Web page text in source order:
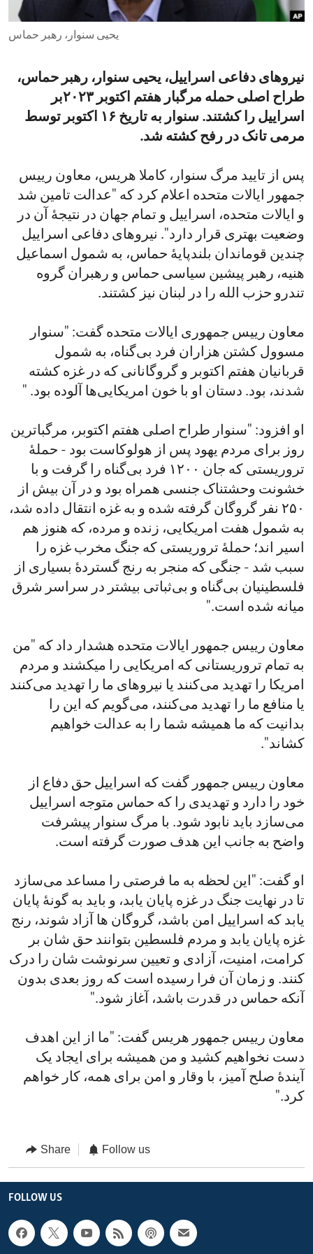
ENVIRONMENT AND HEALTH
IDEALS AND INSTITUTIONS
یحیی سنوار، رهبر حماس
نیروهای دفاعی اسراییل، یحیی سنوار، رهبر حماس،
طراح اصلی حمله مرگبار هفتم اکتوبر ۲۰۲۳بر
اسراییل را کشتند. سنوار به تاریخ ۱۶ اکتوبر توسط
مرمی تانک در رفح کشته شد.
پس از تایید مرگ سنوار، کاملا هریس، معاون رییس
جمهور ایالات متحده اعلام کرد که "عدالت تامین شد
و ایالات متحده، اسراییل و تمام جهان در نتیجۀ آن در
وضعیت بهتری قرار دارد". نیروهای دفاعی اسراییل
چندین قوماندان بلندپایۀ حماس، به شمول اسماعیل
هنیه، رهبر پیشین سیاسی حماس و رهبران گروه
تندرو حزب الله را در لبنان نیز کشتند.
معاون رییس جمهوری ایالات متحده گفت: "سنوار
مسوول کشتن هزاران فرد بی‌گناه، به شمول
قربانیان هفتم اکتوبر و گروگانانی که در غزه کشته
شدند، بود. دستان او با خون امریکایی‌ها آلوده بود. "
او افزود: "سنوار طراح اصلی هفتم اکتوبر، مرگباترین
روز برای مردم یهود پس از هولوکاست بود - حملۀ
تروریستی که جان ۱۲۰۰ فرد بی‌گناه را گرفت و با
خشونت وحشتناک جنسی همراه بود و در آن بیش از
۲۵۰ نفر گروگان گرفته شده و به غزه انتقال داده شد،
به شمول هفت امریکایی، زنده و مرده، که هنوز هم
اسیر اند؛ حملۀ تروریستی که جنگ مخرب غزه را
سبب شد - جنگی که منجر به رنج گستردۀ بسیاری از
فلسطینیان بی‌گناه و بی‌ثباتی بیشتر در سراسر شرق
میانه شده است."
معاون رییس جمهور ایالات متحده هشدار داد که "من
به تمام تروریستانی که امریکایی را میکشند و مردم
امریکا را تهدید می‌کنند یا نیروهای ما را تهدید می‌کنند
یا منافع ما را تهدید می‌کنند، می‌گویم که این را
بدانیت که ما همیشه شما را به عدالت خواهیم
کشاند".
معاون رییس جمهور گفت که اسراییل حق دفاع از
خود را دارد و تهدیدی را که حماس متوجه اسراییل
می‌سازد باید نابود شود. با مرگ سنوار پیشرفت
واضح به جانب این هدف صورت گرفته است.
او گفت: "این لحظه به ما فرصتی را مساعد می‌سازد
تا در نهایت جنگ در غزه پایان یابد، و باید به گونۀ پایان
یابد که اسراییل امن باشد، گروگان ها آزاد شوند، رنج
غزه پایان یابد و مردم فلسطین بتوانند حق شان بر
کرامت، امنیت، آزادی و تعیین سرنوشت شان را درک
کنند. و زمان آن فرا رسیده است که روز بعدی بدون
آنکه حماس در قدرت باشد، آغاز شود."
معاون رییس جمهور هریس گفت: "ما از این اهدف
دست نخواهیم کشید و من همیشه برای ایجاد یک
آیندۀ صلح آمیز، با وقار و امن برای همه، کار خواهم
کرد."
Share Follow us
FOLLOW US